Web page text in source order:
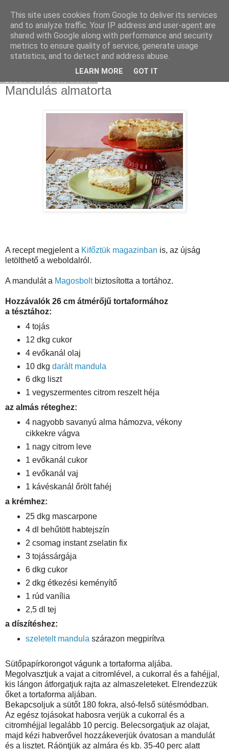
Moha Konyha
Mandulás almatorta
A recept megjelent a Kifőztük magazinban is, az újság
letölthető a weboldalról.
A mandulát a Magosbolt biztosította a tortához.
Hozzávalók 26 cm átmérőjű tortaformához
a tésztához:
4 tojás
12 dkg cukor
4 evőkanál olaj
10 dkg darált mandula
6 dkg liszt
1 vegyszermentes citrom reszelt héja
az almás réteghez:
4 nagyobb savanyú alma hámozva, vékony
cikkekre vágva
1 nagy citrom leve
1 evőkanál cukor
1 evőkanál vaj
1 kávéskanál őrölt fahéj
a krémhez:
25 dkg mascarpone
4 dl behűtött habtejszín
2 csomag instant zselatin fix
3 tojássárgája
6 dkg cukor
2 dkg étkezési keményítő
1 rúd vanília
2,5 dl tej
a díszítéshez:
szeletelt mandula szárazon megpirítva
Sütőpapírkorongot vágunk a tortaforma aljába.
Megolvasztjuk a vajat a citromlével, a cukorral és a fahéjjal,
kis lángon átforgatjuk rajta az almaszeleteket. Elrendezzük
őket a tortaforma aljában.
Bekapcsoljuk a sütőt 180 fokra, alsó-felső sütésmódban.
Az egész tojásokat habosra verjük a cukorral és a
citromhéjjal legalább 10 percig. Belecsorgatjuk az olajat,
majd kézi habverővel hozzákeverjük óvatosan a mandulát
és a lisztet. Ráöntjük az almára és kb. 35-40 perc alatt
This site uses cookies from Google to deliver its services
and to analyze traffic. Your IP address and user-agent are
shared with Google along with performance and security
metrics to ensure quality of service, generate usage
statistics, and to detect and address abuse.
LEARN MORE GOT IT